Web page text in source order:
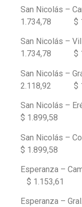
San Nicolás
1.734,78 $
San Nicolás
1.734,78 $
San
2.118,92 $
San
$ 1.899,58
San
$ 1.899,58
Esperanza –
$ 1.153,61
Esperanza